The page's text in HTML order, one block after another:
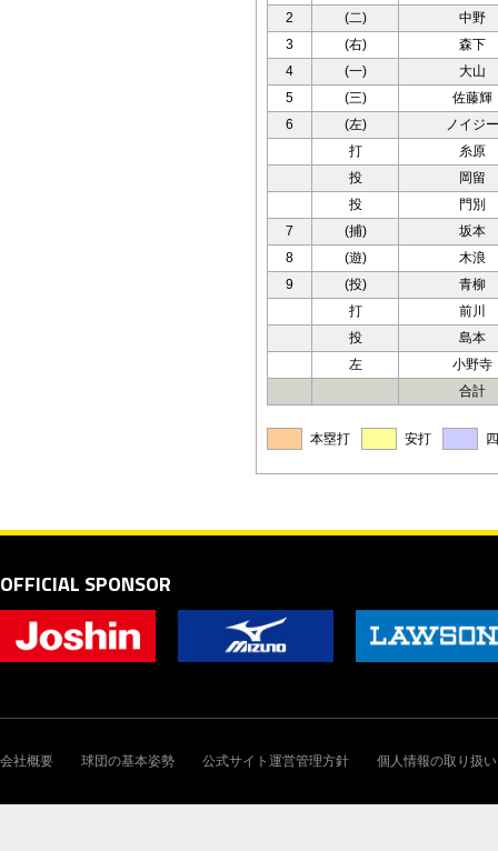
2
(二)
中野
3
(右)
森下
4
(一)
大山
5
(三)
佐藤輝
6
(左)
ノイジー
打
糸原
投
岡留
投
門別
7
(捕)
坂本
8
(遊)
木浪
9
(投)
青柳
打
前川
投
島本
左
小野寺
合計
本塁打 安打
OFFICIAL SPONSOR
会社概要 球団の基本姿勢 公式サイト運営管理方針 個人情報の取り扱い